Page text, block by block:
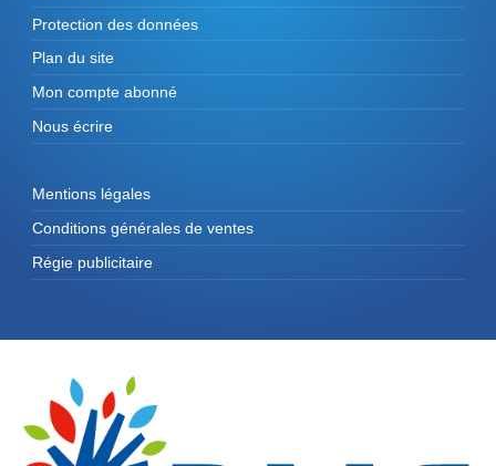
Protection des données
Plan du site
Mon compte abonné
Nous écrire
Mentions légales
Conditions générales de ventes
Régie publicitaire